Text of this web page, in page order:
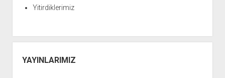
Yitirdiklerimiz
YAYINLARIMIZ